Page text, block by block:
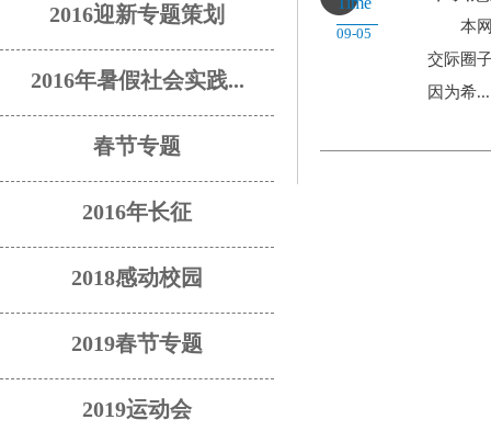
2016迎新专题策划
2016年暑假社会实践...
春节专题
2016年长征
2018感动校园
2019春节专题
2019运动会
09-05
本网
交际圈
因为希...